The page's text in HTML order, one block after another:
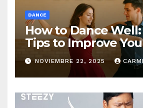
DANCE
How to Dance Well:
Tips to Improve
Dancing Skills Fast
NOVIEMBRE 22, 2025